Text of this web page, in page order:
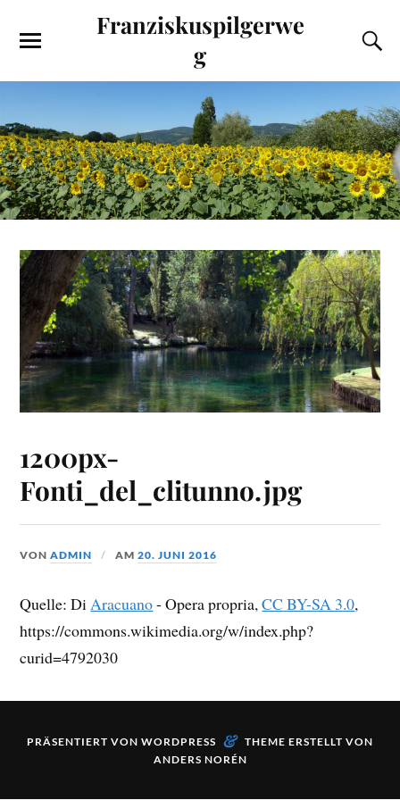
Franziskuspilgerwe
g
1200px-
Fonti_del_clitunno.jpg
VONADMIN AM20. JUNI 2016
Quelle: DiAracuano-Opera propria,CC BY-SA 3.0,
https://commons.wikimedia.org/w/index.php?
curid=4792030
PRÄSENTIERT VON WORDPRESS & THEME ERSTELLT VON
ANDERS NORÉN